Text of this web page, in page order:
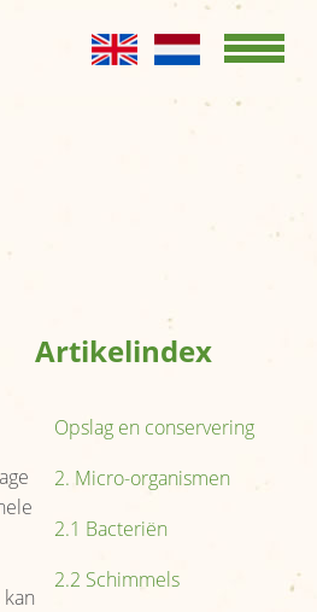
Home
OVER ONS
Reikwijdte
Artikelindex
Opslag en conservering
2. Micro-organismen
2.1 Bacteriën
2.2 Schimmels